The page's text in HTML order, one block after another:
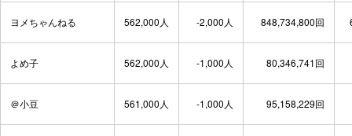
ヨメちゃんねる 562,000人 -2,000人 848,734,800回
よめ子 562,000人 -1,000人 80,346,741回
＠小豆 561,000人 -1,000人 95,158,229回